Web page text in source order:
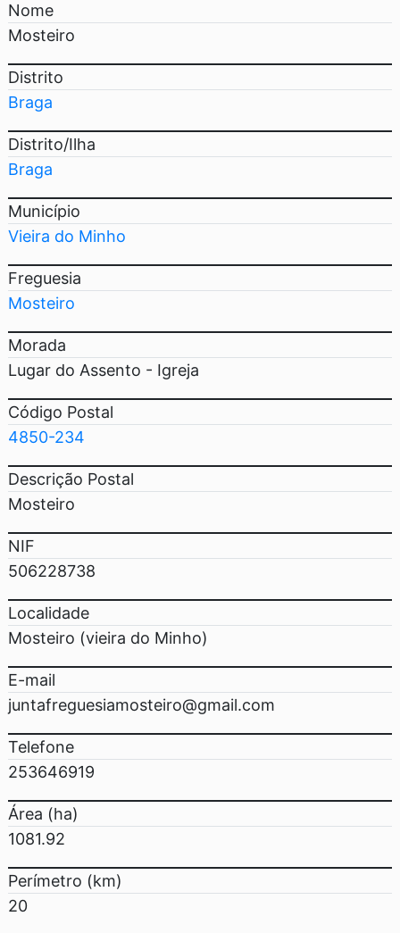
Nome
Mosteiro
Distrito
Braga
Distrito/Ilha
Braga
Município
Vieira do Minho
Freguesia
Mosteiro
Morada
Lugar do Assento - Igreja
Código Postal
4850-234
Descrição Postal
Mosteiro
NIF
506228738
Localidade
Mosteiro (vieira do Minho)
E-mail
juntafreguesiamosteiro@gmail.com
Telefone
253646919
Área (ha)
1081.92
Perímetro (km)
20